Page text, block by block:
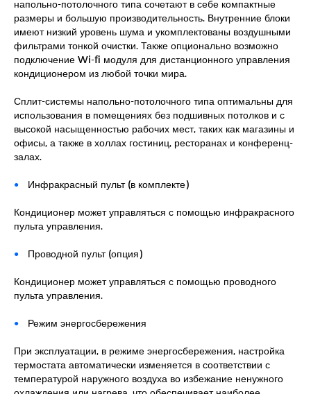
напольно-потолочного типа сочетают в себе компактные
размеры и большую производительность. Внутренние блоки
имеют низкий уровень шума и укомплектованы воздушными
фильтрами тонкой очистки. Также опционально возможно
подключение Wi-fi модуля для дистанционного управления
кондиционером из любой точки мира.
Сплит-системы напольно-потолочного типа оптимальны для
использования в помещениях без подшивных потолков и с
высокой насыщенностью рабочих мест, таких как магазины и
офисы, а также в холлах гостиниц, ресторанах и конференц-
залах.
Инфракрасный пульт (в комплекте)
Кондиционер может управляться с помощью инфракрасного
пульта управления.
Проводной пульт (опция)
Кондиционер может управляться с помощью проводного
пульта управления.
Режим энергосбережения
При эксплуатации, в режиме энергосбережения, настройка
термостата автоматически изменяется в соответствии с
температурой наружного воздуха во избежание ненужного